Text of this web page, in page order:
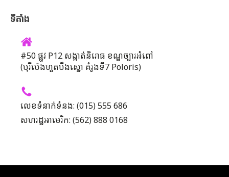
ទីតាំង
#50 ផ្លូវ P12 សង្កាត់និរោធ ខណ្ឌច្បារអំពៅ
(បុរីប៉េងហួតបឹងស្នោ គំរូងទី7 Poloris)
លេខទំនាក់ទំនង: (015) 555 686
សហរដ្ឋអាមេរិក: (562) 888 0168